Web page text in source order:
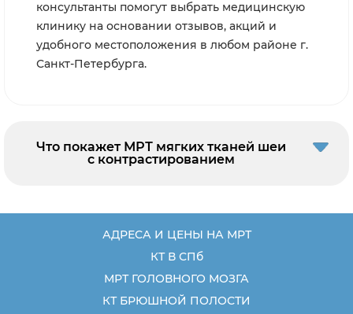
консультанты помогут выбрать медицинскую
клинику на основании отзывов, акций и
удобного местоположения в любом районе г.
Санкт-Петербурга.
Что покажет МРТ мягких тканей шеи
с контрастированием
АДРЕСА И ЦЕНЫ НА МРТ
КТ В СПб
МРТ ГОЛОВНОГО МОЗГА
КТ БРЮШНОЙ ПОЛОСТИ